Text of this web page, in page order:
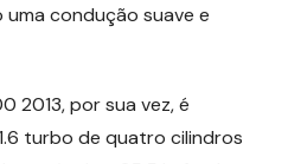
condução suave e
2013, por sua vez, é
turbo de quatro cilindros